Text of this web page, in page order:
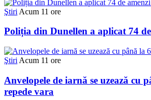
Ştiri Acum 11 ore
Poliția din Dunellen a aplicat 74
Ştiri Acum 11 ore
Anvelopele de iarnă se uzează cu
repede vara